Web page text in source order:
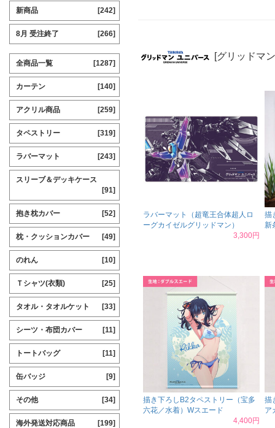
[グリッドマ
ラバーマット（超竜王合体超人ロ
ーグカイゼルグリッドマン）
3,300円
描
新
描き下ろしB2タペストリー（宝多
六花／水着）Wスエード
4,400円
描
ア
新商品 [242]
8月 受注終了 [266]
全商品一覧 [1287]
カーテン [140]
アクリル商品 [259]
タペストリー [319]
ラバーマット [243]
スリーブ＆デッキケース
[91]
抱き枕カバー [52]
枕・クッションカバー [49]
のれん [10]
Ｔシャツ(衣類) [25]
タオル・タオルケット [33]
シーツ・布団カバー [11]
トートバッグ [11]
缶バッジ [9]
その他 [34]
海外発送対応商品 [199]